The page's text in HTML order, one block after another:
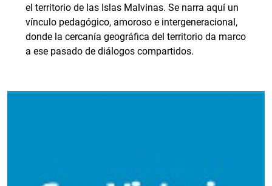
el territorio de las Islas Malvinas. Se narra aquí un
vínculo pedagógico, amoroso e intergeneracional,
donde la cercanía geográfica del territorio da marco
a ese pasado de diálogos compartidos.